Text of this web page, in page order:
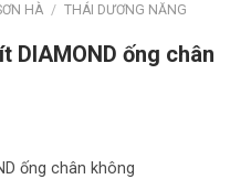
HÀ / THÁI DƯƠNG NĂNG
DIAMOND ống chân
ống chân không